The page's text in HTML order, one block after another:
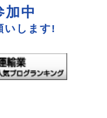
加中
いします!